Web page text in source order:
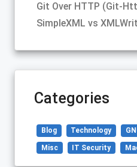
Git Over HTTP (Git-
SimpleXML vs
Categories
Blog Technology
Misc IT Security